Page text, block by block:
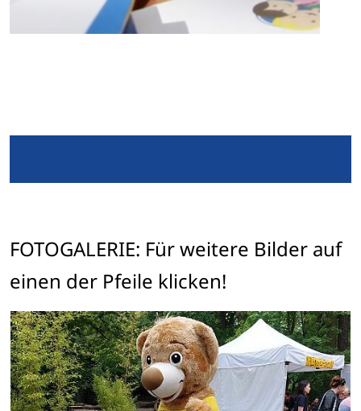
FOTOGALERIE: Für weitere Bilder auf
einen der Pfeile klicken!